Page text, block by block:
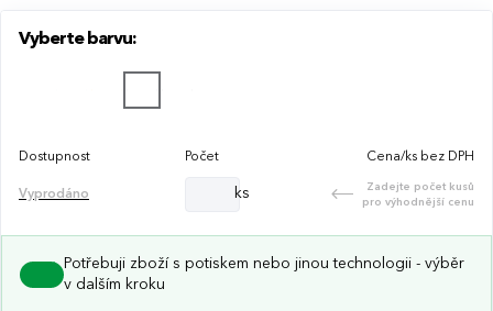
Vyberte barvu:
Dostupnost Počet Cena/ks bez DPH
Vyprodáno ks
Zadejte počet kusů
pro výhodnější cenu
Potřebuji zboží s potiskem nebo jinou technologii - výběr
v dalším kroku